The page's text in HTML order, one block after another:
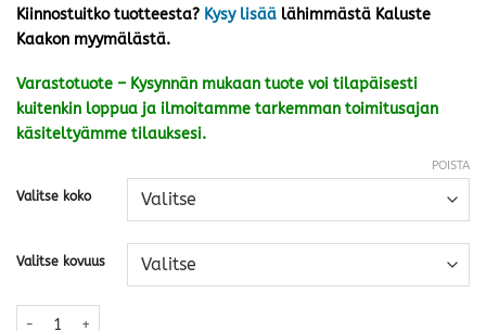
Kiinnostuitko tuotteesta? Kysy lisää lähimmästä Kaluste
Kaakon myymälästä.
Varastotuote – Kysynnän mukaan tuote voi tilapäisesti
kuitenkin loppua ja ilmoitamme tarkemman toimitusajan
käsiteltyämme tilauksesi.
Valitse koko
Valitse kovuus
POISTA
Scandic Memory sijauspatja · useita kokoja määrä